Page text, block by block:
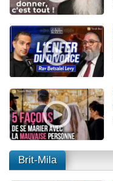
Brit-Mila